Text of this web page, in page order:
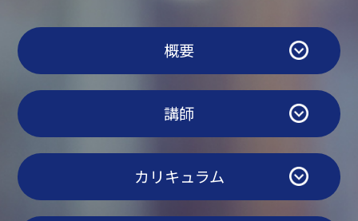
概要
講師
カリキュラム